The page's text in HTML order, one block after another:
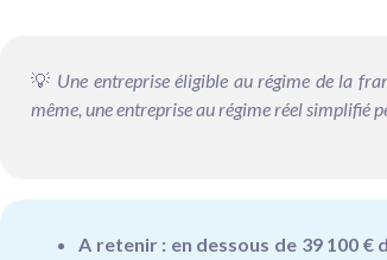
💡 Une entreprise éligible au régime de la
même, une entreprise au régime réel simplifié
A retenir : en dessous de 39 100